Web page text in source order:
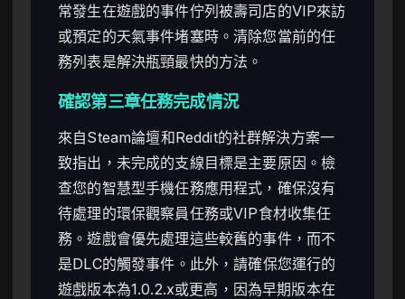
常發生在遊戲的事件佇列被壽司店的VIP來訪
或預定的天氣事件堵塞時。清除您當前的任
務列表是解決瓶頸最快的方法。
確認第三章任務完成情況
來自Steam論壇和Reddit的社群解決方案一
致指出，未完成的支線目標是主要原因。檢
查您的智慧型手機任務應用程式，確保沒有
待處理的環保觀察員任務或VIP食材收集任
務。遊戲會優先處理這些較舊的事件，而不
是DLC的觸發事件。此外，請確保您運行的
遊戲版本為1.0.2.x或更高，因為早期版本在